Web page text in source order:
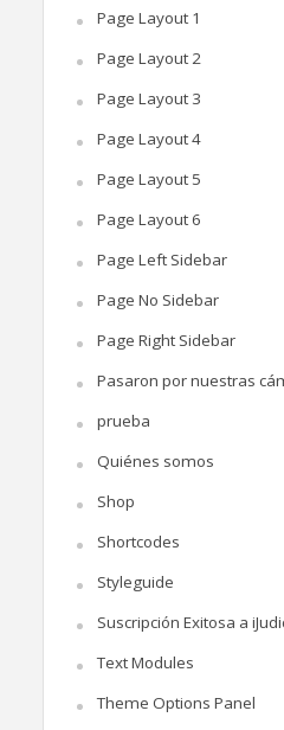
Page Layout 1
Page Layout 2
Page Layout 3
Page Layout 4
Page Layout 5
Page Layout 6
Page Left Sidebar
Page No Sidebar
Page Right Sidebar
Pasaron por nuestras
prueba
Quiénes somos
Shop
Shortcodes
Styleguide
Suscripción Exitosa a
Text Modules
Theme Options Panel